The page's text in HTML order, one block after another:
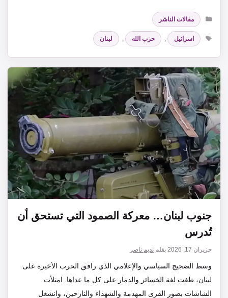
التصنيفات
مقالات الناشر
الوسوم
اسرائيل , حزب الله , لبنان
جنوب لبنان… معركة الصمود التي تستحق أن
تُدرس
حزيران 17, 2026 بقلم نديم ناصر
وسط الضجيج السياسي والإعلامي الذي رافق الحرب الأخيرة على
لبنان، طغت لغة الخسائر والدمار على كل ما عداها. امتلأت
الشاشات بصور القرى المهدمة والشهداء والنازحين، وانشغل